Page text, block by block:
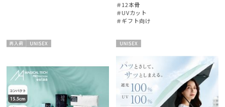
入荷状況
＃12本骨
＃UVカット
＃ギフト向け